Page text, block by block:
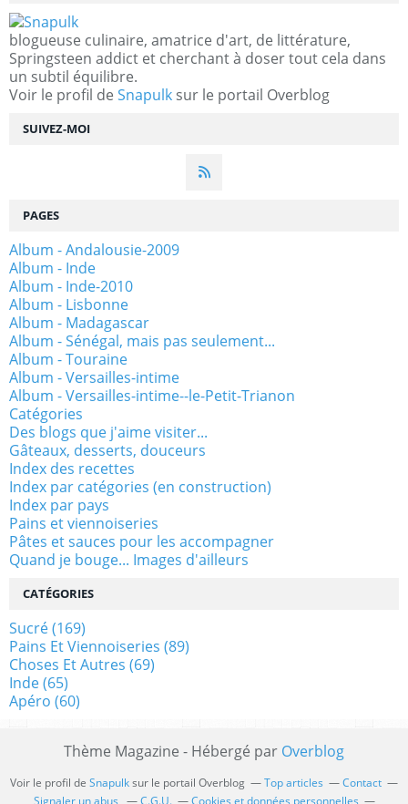
SUIVEZ-MOI
blogueuse culinaire, amatrice d'art, de littérature,
Springsteen addict et cherchant à doser tout cela dans
un subtil équilibre.
Voir le profil de Snapulk sur le portail Overblog
PAGES
Album - Andalousie-2009
Album - Inde
Album - Inde-2010
Album - Lisbonne
Album - Madagascar
Album - Sénégal, mais pas seulement...
Album - Touraine
Album - Versailles-intime
Album - Versailles-intime--le-Petit-Trianon
Catégories
Des blogs que j'aime visiter...
Gâteaux, desserts, douceurs
Index des recettes
Index par catégories (en construction)
Index par pays
Pains et viennoiseries
Pâtes et sauces pour les accompagner
Quand je bouge... Images d'ailleurs
CATÉGORIES
Sucré(169)
Pains Et Viennoiseries (89)
Choses Et Autres (69)
Inde(65)
Apéro (60)
Thème Magazine - Hébergé par Overblog
Voir le profil de Snapulksur le portail Overblog Top articles
Contact